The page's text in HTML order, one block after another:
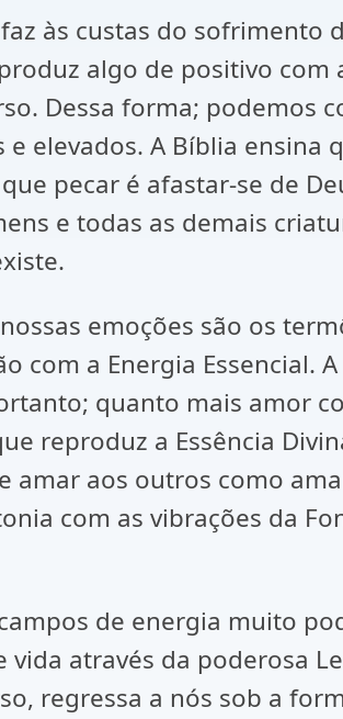
às custas do
algo de positivo
Dessa forma; podemos
elevados. A Bíblia ensina
pecar é afastar-se de
e todas as demais
emoções são os
com a Energia
quanto mais amor
reproduz a Essência
amar aos outros como
com as vibrações da
de energia muito
através da poderosa
regressa a nós sob a